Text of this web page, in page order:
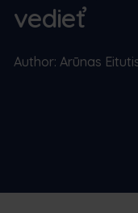
vedieť
Author: Arūnas